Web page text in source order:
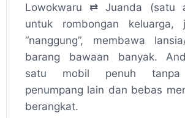
Lowokwaru ⇄ Juanda (satu
untuk rombongan keluarga,
“nanggung”, membawa
barang bawaan banyak.
satu mobil penuh tanpa
penumpang lain dan bebas
berangkat.